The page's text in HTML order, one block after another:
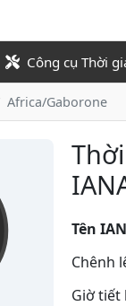
Công cụ Thời
Africa/Gaborone
Tên
Chênh
Giờ tiết